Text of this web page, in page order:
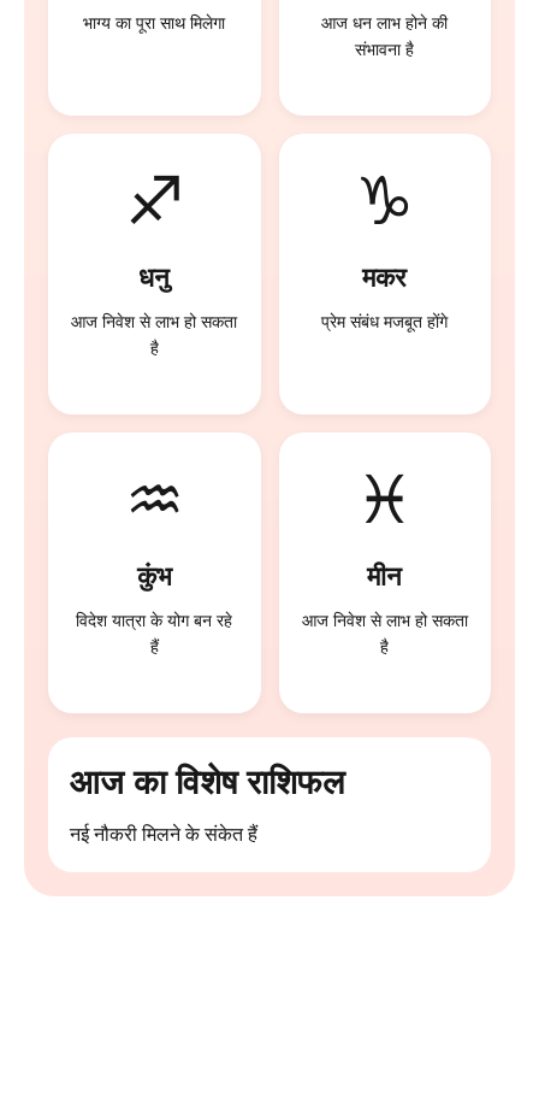
भाग्य का पूरा साथ मिलेगा
आज धन लाभ होने की
संभावना है
♐
धनु
आज निवेश से लाभ हो सकता
है
♑
मकर
प्रेम संबंध मजबूत होंगे
♒
कुंभ
विदेश यात्रा के योग बन रहे
हैं
♓
मीन
आज निवेश से लाभ हो सकता
है
आज का विशेष राशिफल
नई नौकरी मिलने के संकेत हैं